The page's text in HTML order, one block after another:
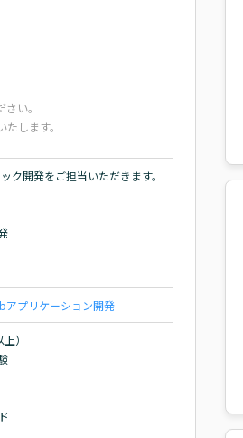
い。
します。
開発をご担当いただきます。
アプリケーション開発
）